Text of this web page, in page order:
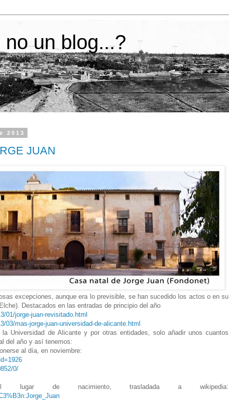
un blog...?
2013
JUAN
excepciones, aunque era lo previsible, se han sucedido los actos o en su
Destacados en las entradas de principio del año
01/jorge-juan-revisitado.html
03/mas-jorge-juan-universidad-de-alicante.html
Universidad de Alicante y por otras entidades, solo añadir unos cuantos
del año y así tenemos:
al día, en noviembre:
0/
de nacimiento, trasladada a wikipedia: